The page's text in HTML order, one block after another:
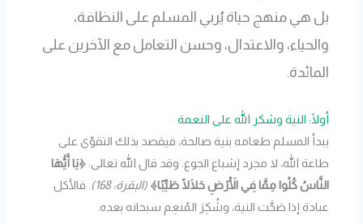
بل هي منهج حياة يُربي المسلم على النظافة،
والحياء، والاعتدال، وحسن التعامل مع الآخرين على
المائدة.
أولًا: النية وشكر الله على النعمة
يبدأ المسلم طعامه بنية صالحة، فيقصد بذلك التقوّي على
طاعة الله، لا مجرد إشباع الجوع. وقد قال الله تعالى:﴿يَا أَيُّهَا
النَّاسُ كُلُوا مِمَّا فِي الْأَرْضِ حَلَالًا طَيِّبًا﴾ (البقرة: 168)
. فالأكل
عبادة إذا صَحَّت النية، وشُكِرَ المُنعِم سبحانه بعده.